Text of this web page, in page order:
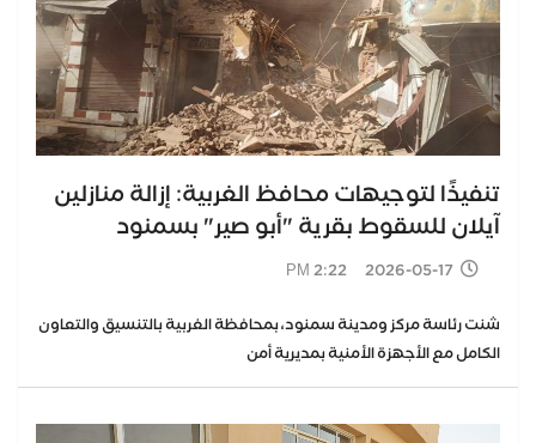
تنفيذًا لتوجيهات محافظ الغربية: إزالة منازلين
آيلان للسقوط بقرية "أبو صير" بسمنود
2026-05-17 2:22 PM
شنت رئاسة مركز ومدينة سمنود، بمحافظة الغربية بالتنسيق والتعاون
الكامل مع الأجهزة الأمنية بمديرية أمن